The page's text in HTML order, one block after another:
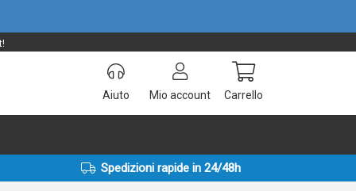
Aiuto Mio account Carrello
Spedizioni rapide in 24/48h